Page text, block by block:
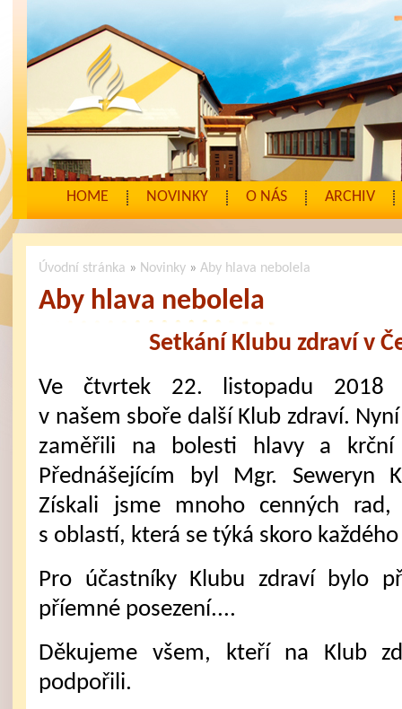
HOME NOVINKY O NÁS ARCHIV
Úvodní stránka » Novinky »Aby hlava nebolela
Aby hlava nebolela
Setkání Klubu zdraví v
Ve čtvrtek 22. listopadu 2018
v našem sboře další Klub zdraví.
zaměřili na bolesti hlavy a krční
Přednášejícím byl Mgr. Seweryn
Získali jsme mnoho cenných
s oblastí, která se týká skoro
Pro účastníky Klubu zdraví bylo
příemné posezení....
Děkujeme všem, kteří na Klub
podpořili.